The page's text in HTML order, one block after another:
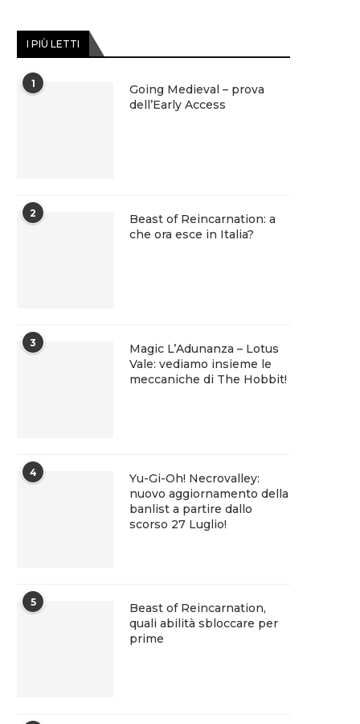
I PIÙ LETTI
1
Going Medieval – prova
dell’Early Access
2
Beast of Reincarnation: a
che ora esce in Italia?
3
Magic L’Adunanza – Lotus
Vale: vediamo insieme le
meccaniche di The Hobbit!
4
Yu-Gi-Oh! Necrovalley:
nuovo aggiornamento della
banlist a partire dallo
scorso 27 Luglio!
5
Beast of Reincarnation,
quali abilità sbloccare per
prime